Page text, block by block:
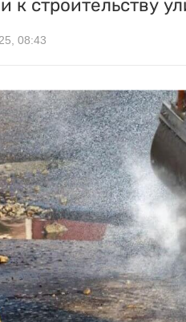
к строительству
08:43